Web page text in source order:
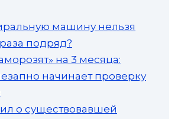
машину нельзя
подряд?
на 3 месяца:
начинает проверку
о существовавшей